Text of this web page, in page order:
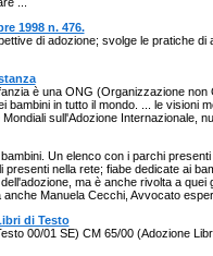
1998 n. 476.
di adozione; svolge le pratiche
è una ONG (Organizzazione
bambini in tutto il mondo. ... le visioni
sull'Adozione Internazionale,
Un elenco con i parchi
presenti nella rete; fiabe dedicate ai
ma è anche rivolta a quei
Manuela Cecchi, Avvocato
di Testo
00/01 SE) CM 65/00 (Adozione